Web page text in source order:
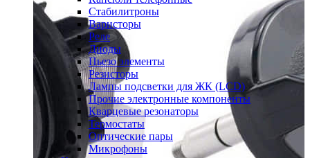
Стабилитроны
Варисторы
Реле
Диоды
Пьезо элементы
Резисторы
Лампы подсветки для ЖК (LCD)
Прочие электронные компоненты
Кварцевые резонаторы
Термостаты
Оптические пары
Микрофоны